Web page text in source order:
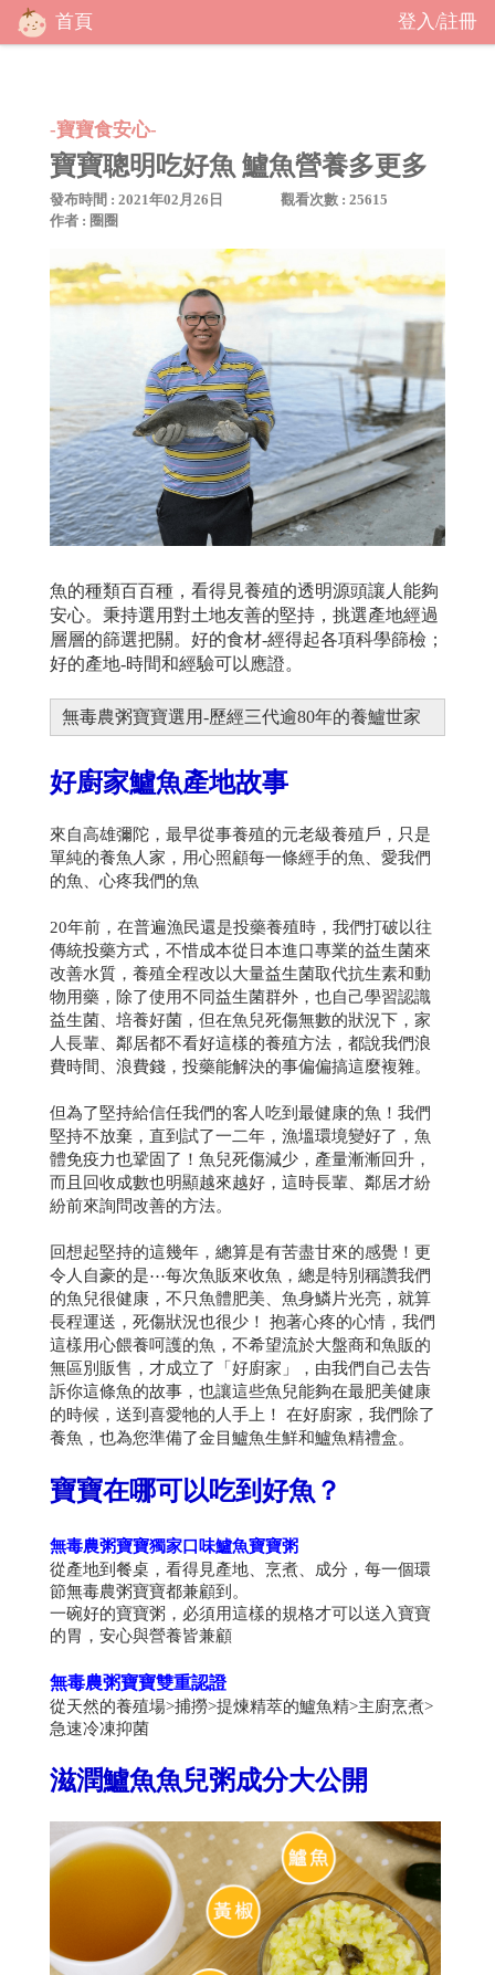
首頁 登入/註冊
-寶寶食安心-
寶寶聰明吃好魚 鱸魚營養多更多
發布時間 : 2021年02月26日
觀看次數 : 25615
作者 : 圈圈
魚的種類百百種，看得見養殖的透明源頭讓人能夠
安心。秉持選用對土地友善的堅持，挑選產地經過
層層的篩選把關。好的食材-經得起各項科學篩檢；
好的產地-時間和經驗可以應證。
無毒農粥寶寶選用-歷經三代逾80年的養鱸世家
好廚家鱸魚產地故事
來自高雄彌陀，最早從事養殖的元老級養殖戶，只是
單純的養魚人家，用心照顧每一條經手的魚、愛我們
的魚、心疼我們的魚
20年前，在普遍漁民還是投藥養殖時，我們打破以往
傳統投藥方式，不惜成本從日本進口專業的益生菌來
改善水質，養殖全程改以大量益生菌取代抗生素和動
物用藥，除了使用不同益生菌群外，也自己學習認識
益生菌、培養好菌，但在魚兒死傷無數的狀況下，家
人長輩、鄰居都不看好這樣的養殖方法，都說我們浪
費時間、浪費錢，投藥能解決的事偏偏搞這麼複雜。
但為了堅持給信任我們的客人吃到最健康的魚！我們
堅持不放棄，直到試了一二年，漁塭環境變好了，魚
體免疫力也鞏固了！魚兒死傷減少，產量漸漸回升，
而且回收成數也明顯越來越好，這時長輩、鄰居才紛
紛前來詢問改善的方法。
回想起堅持的這幾年，總算是有苦盡甘來的感覺！更
令人自豪的是⋯每次魚販來收魚，總是特別稱讚我們
的魚兒很健康，不只魚體肥美、魚身鱗片光亮，就算
長程運送，死傷狀況也很少！ 抱著心疼的心情，我們
這樣用心餵養呵護的魚，不希望流於大盤商和魚販的
無區別販售，才成立了「好廚家」，由我們自己去告
訴你這條魚的故事，也讓這些魚兒能夠在最肥美健康
的時候，送到喜愛牠的人手上！ 在好廚家，我們除了
養魚，也為您準備了金目鱸魚生鮮和鱸魚精禮盒。
寶寶在哪可以吃到好魚？
無毒農粥寶寶獨家口味鱸魚寶寶粥
從產地到餐桌，看得見產地、烹煮、成分，每一個環
節無毒農粥寶寶都兼顧到。
一碗好的寶寶粥，必須用這樣的規格才可以送入寶寶
的胃， 安心與營養皆兼顧
無毒農粥寶寶雙重認證
從天然的養殖場>捕撈>提煉精萃的鱸魚精>主廚烹煮>
急速冷凍抑菌
滋潤鱸魚魚兒粥成分大公開